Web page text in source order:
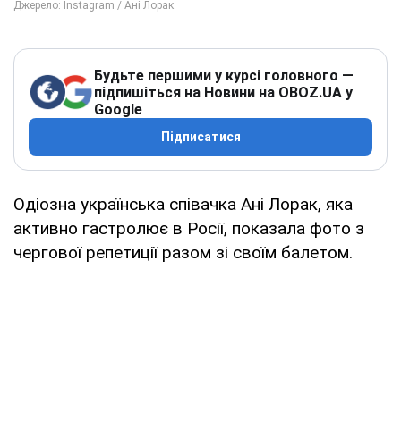
Будьте першими у курсі головного —
підпишіться на Новини на OBOZ.UA у
Google
Підписатися
Одіозна українська співачка Ані Лорак, яка
активно гастролює в Росії, показала фото з
чергової репетиції разом зі своїм балетом.